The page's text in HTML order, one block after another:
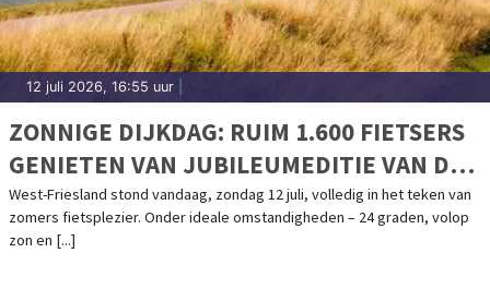
12 juli 2026, 16:55 uur
ZONNIGE DIJKDAG: RUIM 1.600 FIETSERS
GENIETEN VAN JUBILEUMEDITIE VAN DE
RONDE VAN DE WESTFRIESE OMRINGDIJK
West-Friesland stond vandaag, zondag 12 juli, volledig in het teken van
zomers fietsplezier. Onder ideale omstandigheden – 24 graden, volop
zon en [...]